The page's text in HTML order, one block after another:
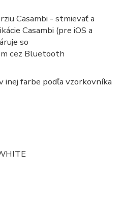
Casambi - stmievať a
Casambi (pre iOS a
so
cez Bluetooth
inej farbe podľa vzorkovníka